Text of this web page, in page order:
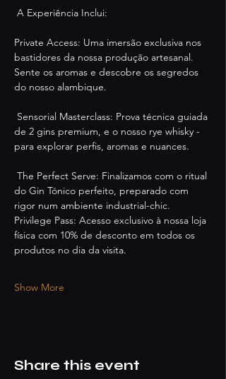
A Experiência Inclui:
Private Access: Uma imersão exclusiva nos
bastidores da nossa produção artesanal.
Sente os aromas e descobre os segredos
do nosso alambique.
de 2 gins premium, e o nosso rye whisky -
para explorar perfis, aromas e nuances.
do Gin Tónico perfeito, preparado com
rigor num ambiente industrial-chic.
Privilege Pass: Acesso exclusivo à nossa loja
física com 10% de desconto em todos os
produtos no dia da visita.
Show More
Share this event